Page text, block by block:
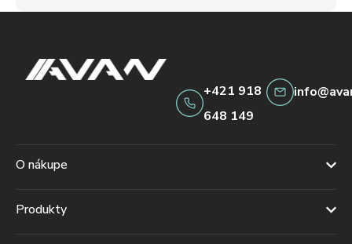
+421 918
648 149
O nákupe
Produkty